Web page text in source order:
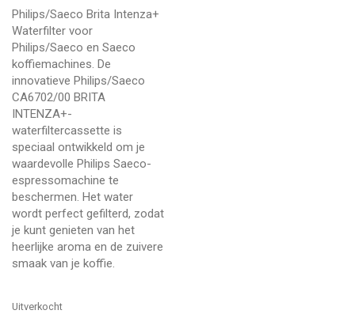
Philips/Saeco Brita Intenza+
Waterfilter voor
Philips/Saeco en Saeco
koffiemachines. De
innovatieve Philips/Saeco
CA6702/00 BRITA
INTENZA+-
waterfiltercassette is
speciaal ontwikkeld om je
waardevolle Philips Saeco-
espressomachine te
beschermen. Het water
wordt perfect gefilterd, zodat
je kunt genieten van het
heerlijke aroma en de zuivere
smaak van je koffie.
Uitverkocht